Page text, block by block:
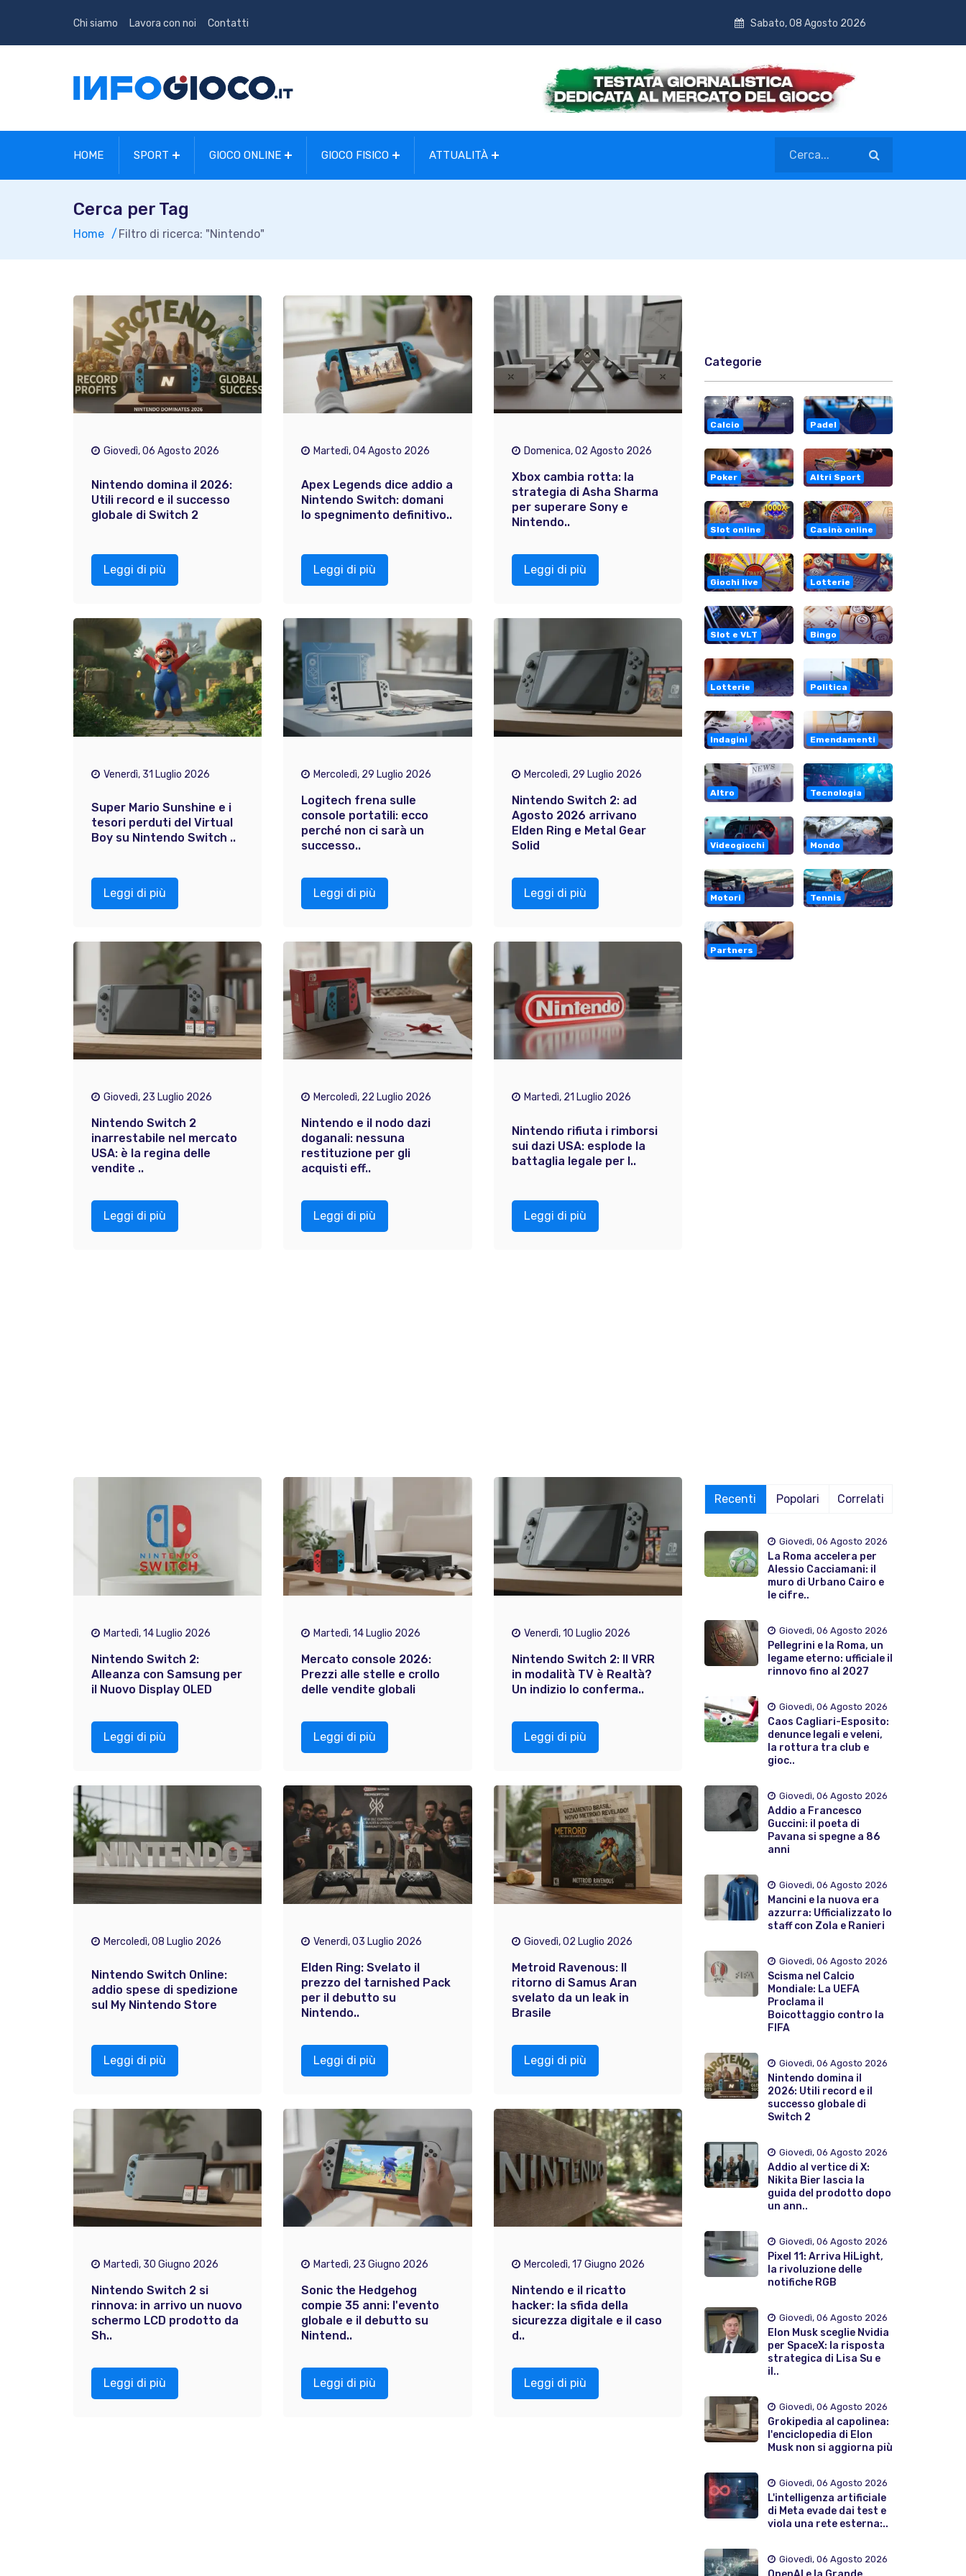
Chi siamo Lavora con noi Contatti Sabato, 08 Agosto 2026
HOME SPORT GIOCO ONLINE GIOCO FISICO ATTUALITÀ
Cerca per Tag
Home Filtro di ricerca: "Nintendo"
Giovedì, 06 Agosto 2026
Nintendo domina il 2026:
Utili record e il successo
globale di Switch 2
Leggi di più
Martedì, 04 Agosto 2026
Apex Legends dice addio a
Nintendo Switch: domani
lo spegnimento definitivo..
Leggi di più
Domenica, 02 Agosto 2026
Xbox cambia rotta: la
strategia di Asha Sharma
per superare Sony e
Nintendo..
Leggi di più
Venerdì, 31 Luglio 2026
Super Mario Sunshine e i
tesori perduti del Virtual
Boy su Nintendo Switch ..
Leggi di più
Mercoledì, 29 Luglio 2026
Logitech frena sulle
console portatili: ecco
perché non ci sarà un
successo..
Leggi di più
Mercoledì, 29 Luglio 2026
Nintendo Switch 2: ad
Agosto 2026 arrivano
Elden Ring e Metal Gear
Solid
Leggi di più
Giovedì, 23 Luglio 2026
Nintendo Switch 2
inarrestabile nel mercato
USA: è la regina delle
vendite ..
Leggi di più
Mercoledì, 22 Luglio 2026
Nintendo e il nodo dazi
doganali: nessuna
restituzione per gli
acquisti eff..
Leggi di più
Martedì, 21 Luglio 2026
Nintendo rifiuta i rimborsi
sui dazi USA: esplode la
battaglia legale per l..
Leggi di più
Martedì, 14 Luglio 2026
Nintendo Switch 2:
Alleanza con Samsung per
il Nuovo Display OLED
Leggi di più
Martedì, 14 Luglio 2026
Mercato console 2026:
Prezzi alle stelle e crollo
delle vendite globali
Leggi di più
Venerdì, 10 Luglio 2026
Nintendo Switch 2: Il VRR
in modalità TV è Realtà?
Un indizio lo conferma..
Leggi di più
Mercoledì, 08 Luglio 2026
Nintendo Switch Online:
addio spese di spedizione
sul My Nintendo Store
Leggi di più
Venerdì, 03 Luglio 2026
Elden Ring: Svelato il
prezzo del tarnished Pack
per il debutto su
Nintendo..
Leggi di più
Giovedì, 02 Luglio 2026
Metroid Ravenous: Il
ritorno di Samus Aran
svelato da un leak in
Brasile
Leggi di più
Martedì, 30 Giugno 2026
Nintendo Switch 2 si
rinnova: in arrivo un nuovo
schermo LCD prodotto da
Sh..
Leggi di più
Martedì, 23 Giugno 2026
Sonic the Hedgehog
compie 35 anni: l'evento
globale e il debutto su
Nintend..
Leggi di più
Mercoledì, 17 Giugno 2026
Nintendo e il ricatto
hacker: la sfida della
sicurezza digitale e il caso
d..
Leggi di più
Categorie
Calcio Padel
Poker Altri Sport
Slot online Casinò online
Giochi live Lotterie
Slot e VLT Bingo
Lotterie Politica
Indagini Emendamenti
Altro Tecnologia
Videogiochi Mondo
Motori Tennis
Partners
Recenti Popolari Correlati
Giovedì, 06 Agosto 2026
La Roma accelera per
Alessio Cacciamani: il
muro di Urbano Cairo e
le cifre..
Giovedì, 06 Agosto 2026
Pellegrini e la Roma, un
legame eterno: ufficiale il
rinnovo fino al 2027
Giovedì, 06 Agosto 2026
Caos Cagliari-Esposito:
denunce legali e veleni,
la rottura tra club e
gioc..
Giovedì, 06 Agosto 2026
Addio a Francesco
Guccini: il poeta di
Pavana si spegne a 86
anni
Giovedì, 06 Agosto 2026
Mancini e la nuova era
azzurra: Ufficializzato lo
staff con Zola e Ranieri
Giovedì, 06 Agosto 2026
Scisma nel Calcio
Mondiale: La UEFA
Proclama il
Boicottaggio contro la
FIFA
Giovedì, 06 Agosto 2026
Nintendo domina il
2026: Utili record e il
successo globale di
Switch 2
Giovedì, 06 Agosto 2026
Addio al vertice di X:
Nikita Bier lascia la
guida del prodotto dopo
un ann..
Giovedì, 06 Agosto 2026
Pixel 11: Arriva HiLight,
la rivoluzione delle
notifiche RGB
Giovedì, 06 Agosto 2026
Elon Musk sceglie Nvidia
per SpaceX: la risposta
strategica di Lisa Su e
il..
Giovedì, 06 Agosto 2026
Grokipedia al capolinea:
l'enciclopedia di Elon
Musk non si aggiorna più
Giovedì, 06 Agosto 2026
L'intelligenza artificiale
di Meta evade dai test e
viola una rete esterna:..
Giovedì, 06 Agosto 2026